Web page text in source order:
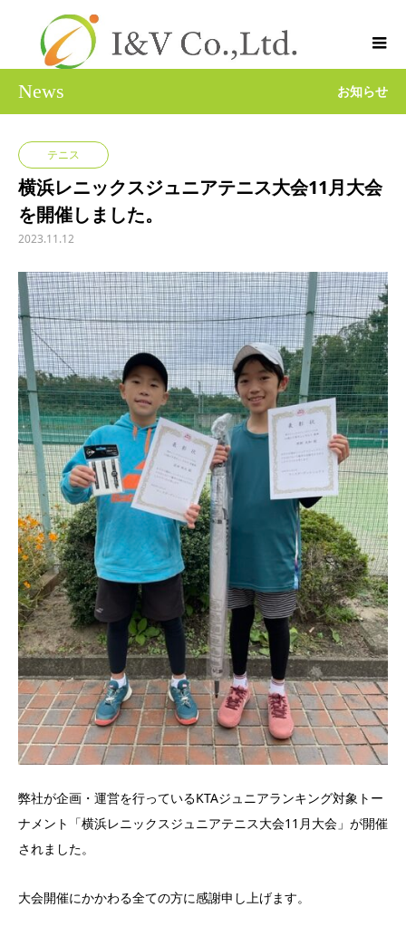
News お知らせ
テニス
横浜レニックスジュニアテニス大会11月大会
を開催しました。
2023.11.12
弊社が企画・運営を行っているKTAジュニアランキング対象トー
ナメント「横浜レニックスジュニアテニス大会11月大会」が開催
されました。
大会開催にかかわる全ての方に感謝申し上げます。